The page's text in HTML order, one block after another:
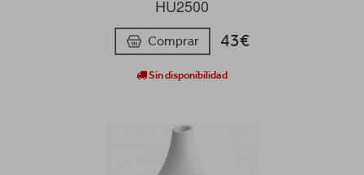
HU2500
Comprar 43€
Sin disponibilidad